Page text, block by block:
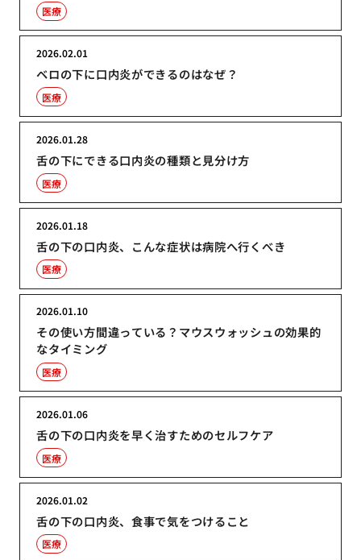
医療
ベロの下に口内炎ができるのはなぜ？
2026.02.01
医療
舌の下にできる口内炎の種類と見分け方
2026.01.28
医療
舌の下の口内炎、こんな症状は病院へ行くべき
2026.01.18
医療
その使い方間違っている？マウスウォッシュの効果的
なタイミング
2026.01.10
医療
舌の下の口内炎を早く治すためのセルフケア
2026.01.06
医療
舌の下の口内炎、食事で気をつけること
2026.01.02
医療